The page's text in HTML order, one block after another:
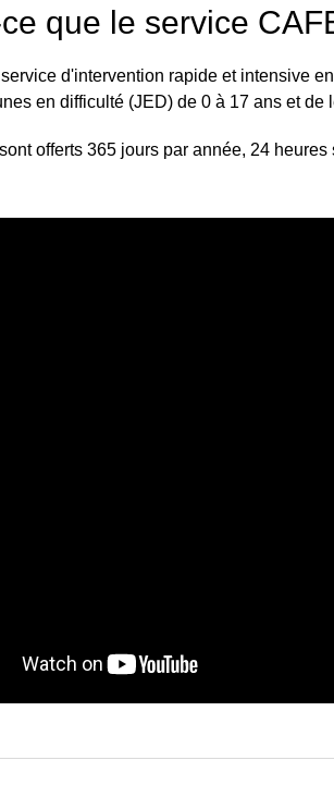
que le service
d'intervention rapide et intensive
en difficulté (JED) de 0 à 17 ans et de
offerts 365 jours par année, 24 heures